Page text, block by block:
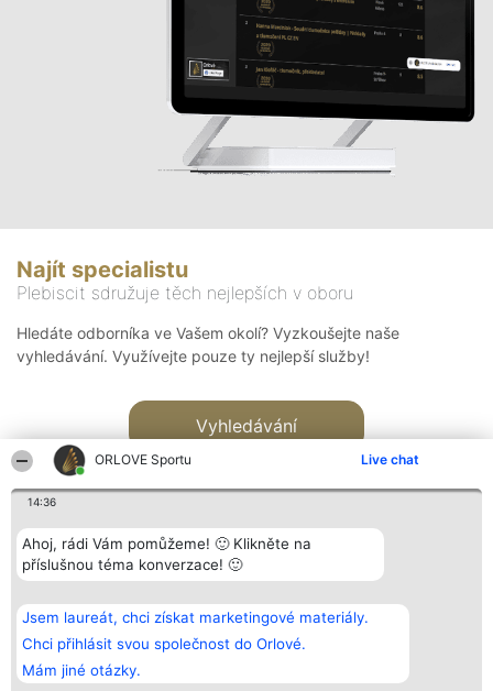
ORLOVE Sportu Live chat
14:36
Ahoj, rádi Vám pomůžeme! 🙂 Klikněte na
příslušnou téma konverzace! 🙂
Jsem laureát, chci získat marketingové materiály.
Chci přihlásit svou společnost do Orlové.
Mám jiné otázky.
Najít specialistu
Plebiscit sdružuje těch nejlepších v oboru
Hledáte odborníka ve Vašem okolí? Vyzkoušejte naše
vyhledávání. Využívejte pouze ty nejlepší služby!
Vyhledávání
Bright Side Solutions sp. z o.
o. sp. k.
ul. Ruska 22
Wrocław 50-079
KRS 0000749100 | Regon
381313360 | NIP 8943132676
Vítězové
Seznam všech
laureátů
Zásady
Zásady
Kontakt